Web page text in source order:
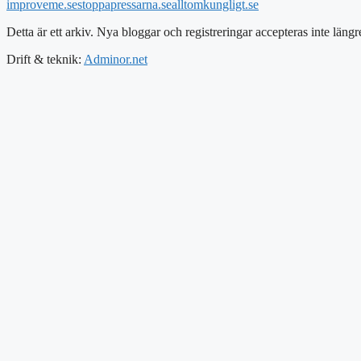
improveme.sestoppapressarna.sealltomkungligt.se
Detta är ett arkiv. Nya bloggar och registreringar accepteras inte
Drift & teknik: Adminor.net